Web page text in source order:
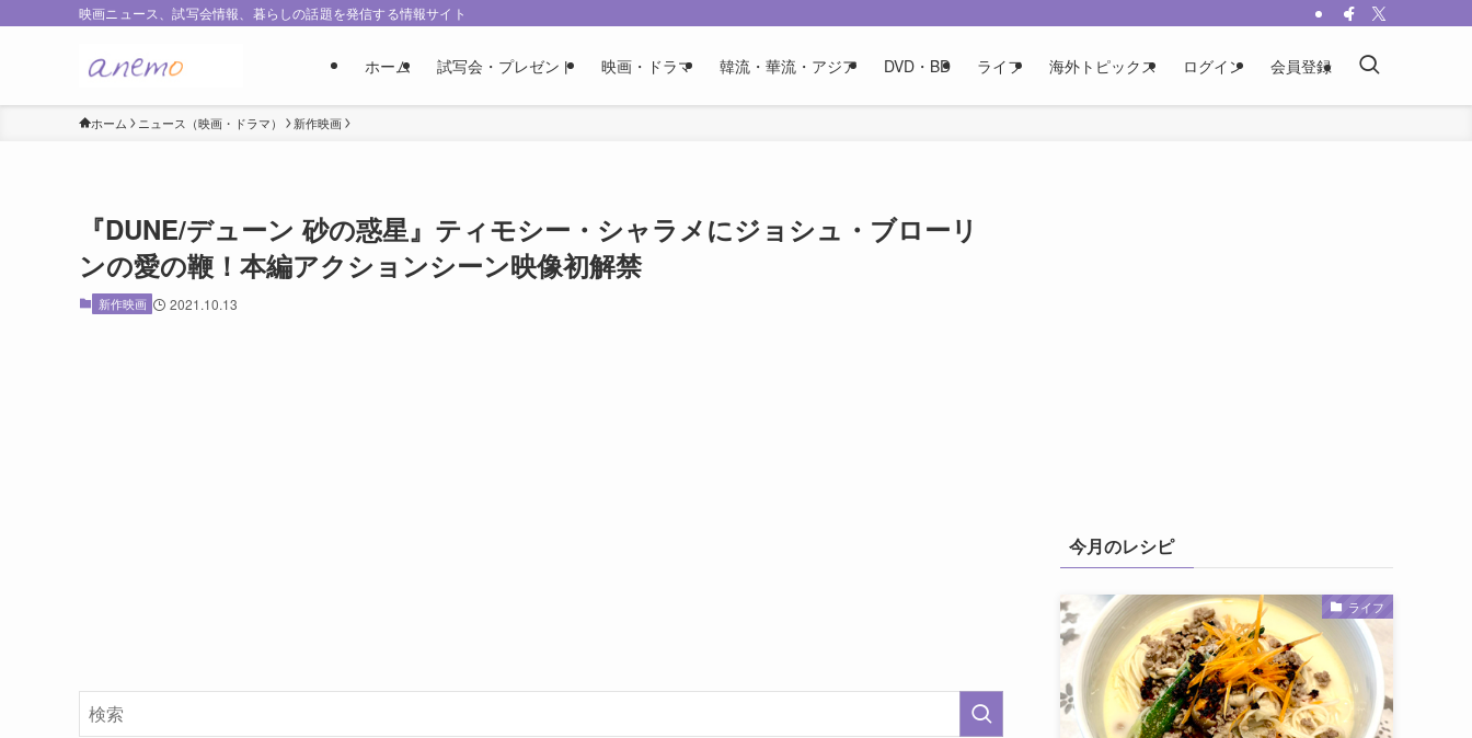
映画ニュース、試写会情報、暮らしの話題を発信する情報サイト
ホーム 試写会・プレゼント 映画・ドラマ 韓流・華流・アジア DVD・BD ライフ 海外トピックス ログイン 会員登録
ホーム ニュース（映画・ドラマ） 新作映画
『DUNE/デューン 砂の惑星』ティモシー・シャラメにジョシュ・ブローリ
ンの愛の鞭！本編アクションシーン映像初解禁
新作映画 2021.10.13
今月のレシピ
ライフ